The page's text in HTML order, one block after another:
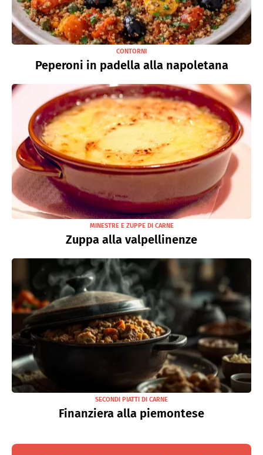
CONTORNI
Peperoni in padella alla napoletana
MINESTRE E ZUPPE DI CARNE
Zuppa alla valpellinenze
SECONDI PIATTI DI CARNE
Finanziera alla piemontese